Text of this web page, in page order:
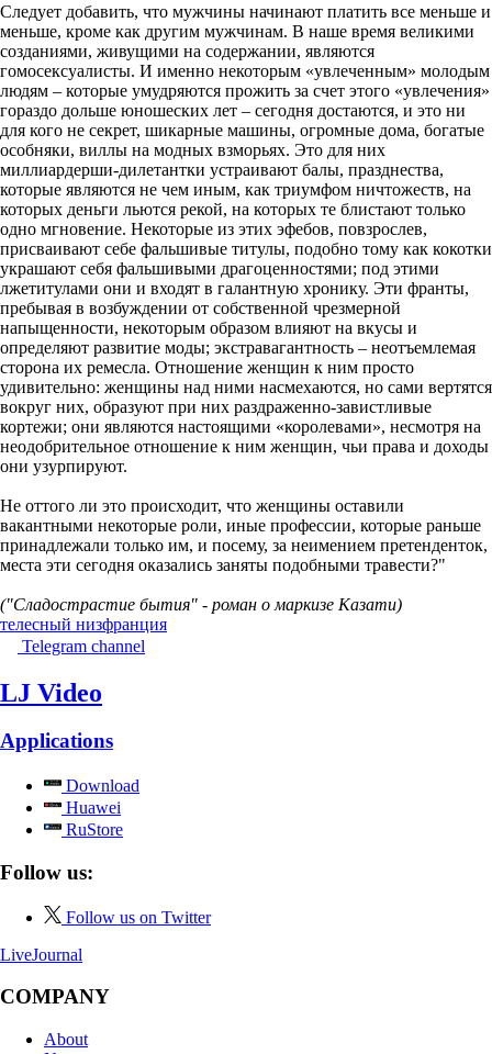
Следует добавить, что мужчины начинают платить все меньше и
меньше, кроме как другим мужчинам. В наше время великими
созданиями, живущими на содержании, являются
гомосексуалисты. И именно некоторым «увлеченным» молодым
людям – которые умудряются прожить за счет этого «увлечения»
гораздо дольше юношеских лет – сегодня достаются, и это ни
для кого не секрет, шикарные машины, огромные дома, богатые
особняки, виллы на модных взморьях. Это для них
миллиардерши-дилетантки устраивают балы, празднества,
которые являются не чем иным, как триумфом ничтожеств, на
которых деньги льются рекой, на которых те блистают только
одно мгновение. Некоторые из этих эфебов, повзрослев,
присваивают себе фальшивые титулы, подобно тому как кокотки
украшают себя фальшивыми драгоценностями; под этими
лжетитулами они и входят в галантную хронику. Эти франты,
пребывая в возбуждении от собственной чрезмерной
напыщенности, некоторым образом влияют на вкусы и
определяют развитие моды; экстравагантность – неотъемлемая
сторона их ремесла. Отношение женщин к ним просто
удивительно: женщины над ними насмехаются, но сами вертятся
вокруг них, образуют при них раздраженно-завистливые
кортежи; они являются настоящими «королевами», несмотря на
неодобрительное отношение к ним женщин, чьи права и доходы
они узурпируют.
Не оттого ли это происходит, что женщины оставили
вакантными некоторые роли, иные профессии, которые раньше
принадлежали только им, и посему, за неимением претенденток,
места эти сегодня оказались заняты подобными травести?"
("Сладострастие бытия" - роман о маркизе Казати)
телесный низфранция
Telegram channel
LJ Video
Applications
Download
Huawei
RuStore
Follow us:
Follow us on Twitter
LiveJournal
COMPANY
About